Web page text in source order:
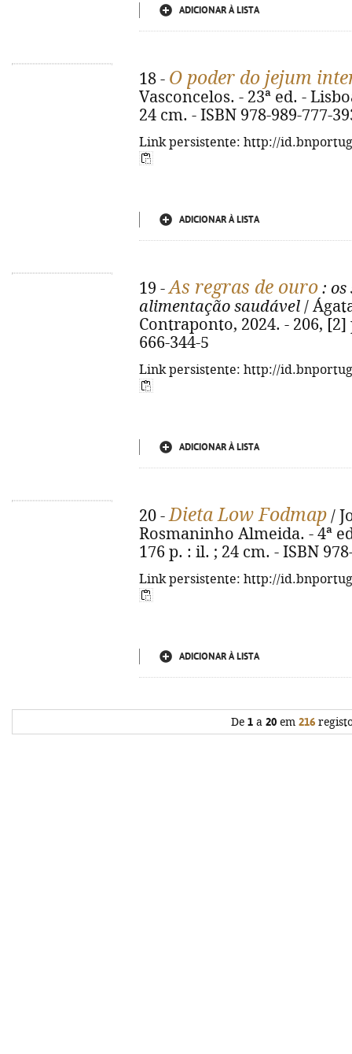
ADICIONAR À LISTA
18 - O poder do jejum
Vasconcelos. - 23ª ed. -
24 cm. - ISBN 978-989-777-
Link persistente: http://
ADICIONAR À LISTA
19 -As regras de ouro : os
alimentação saudável /
Contraponto, 2024. - 206, [2]
666-344-5
Link persistente: http://
ADICIONAR À LISTA
20 -Dieta Low Fodmap /
Rosmaninho Almeida. - 4ª
176 p. : il. ; 24 cm. - ISBN
Link persistente: http://
ADICIONAR À LISTA
De 1 a 20 em 216